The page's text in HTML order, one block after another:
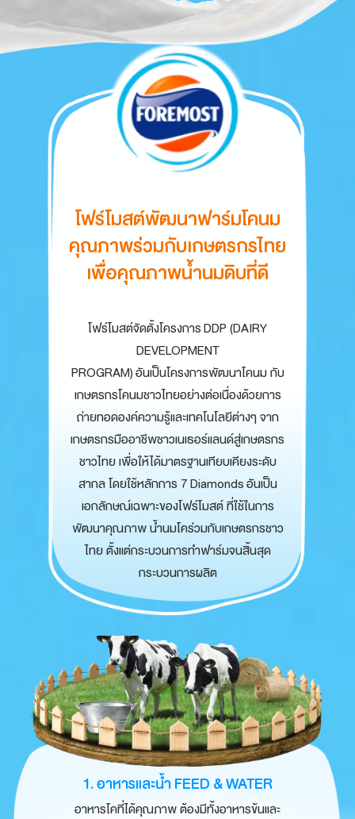
โฟร์โมสต์พัฒนาฟาร์มโคนม
คุณภาพร่วมกับเกษตรกรไทย
เพื่อคุณภาพน้ำนมดิบที่ดี
โฟร์โมสต์พัฒนาฟาร์มโคนม
คุณภาพร่วมกับเกษตรกรไทย
เพื่อคุณภาพน้ำนมดิบที่ดี
โฟร์โมสต์จัดตั้งโครงการ DDP (DAIRY
DEVELOPMENT
PROGRAM)อันเป็นโครงการพัฒนาโคนม กับ
เกษตรกรโคนมชาวไทยอย่างต่อเนื่องด้วยการ
ถ่ายทอดองค์ความรู้และเทคโนโลยีต่างๆ จาก
เกษตรกรมืออาชีพชาวเนเธอร์แลนด์สู่เกษตรกร
ชาวไทย เพื่อให้ได้มาตรฐานเทียบเคียงระดับ
สากล โดยใช้หลักการ 7 Diamonds อันเป็น
เอกลักษณ์เฉพาะของโฟร์โมสต์ ที่ใช้ในการ
พัฒนาคุณภาพ น้ำนมโคร่วมกับเกษตรกรชาว
ไทย ตั้งแต่กระบวนการทำฟาร์มจนสิ้นสุด
กระบวนการผลิต​
1. อาหารและน้ำ FEED & WATER
อาหารโคที่ได้คุณภาพ ต้องมีทั้งอาหารข้นและ